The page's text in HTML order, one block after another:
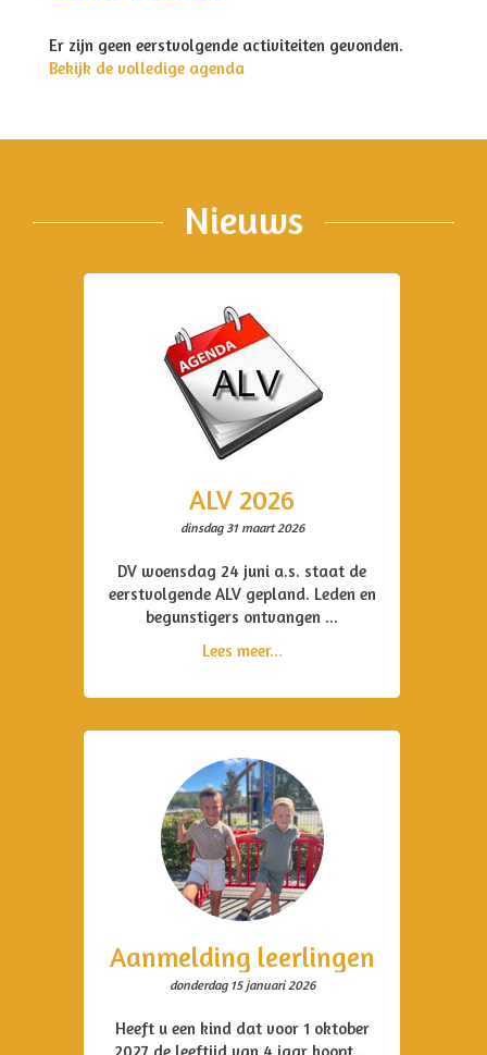
Er zijn geen eerstvolgende activiteiten gevonden.
Bekijk de volledige agenda
Nieuws
ALV 2026
dinsdag 31 maart 2026
DV woensdag 24 juni a.s. staat de
eerstvolgende ALV gepland. Leden en
begunstigers ontvangen ...
Lees meer...
Aanmelding leerlingen
donderdag 15 januari 2026
Heeft u een kind dat voor 1 oktober